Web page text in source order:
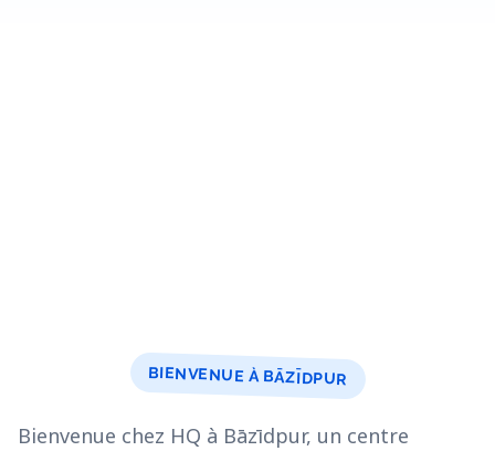
BIENVENUE À BĀZĪDPUR
Bienvenue chez HQ à Bāzīdpur, un centre